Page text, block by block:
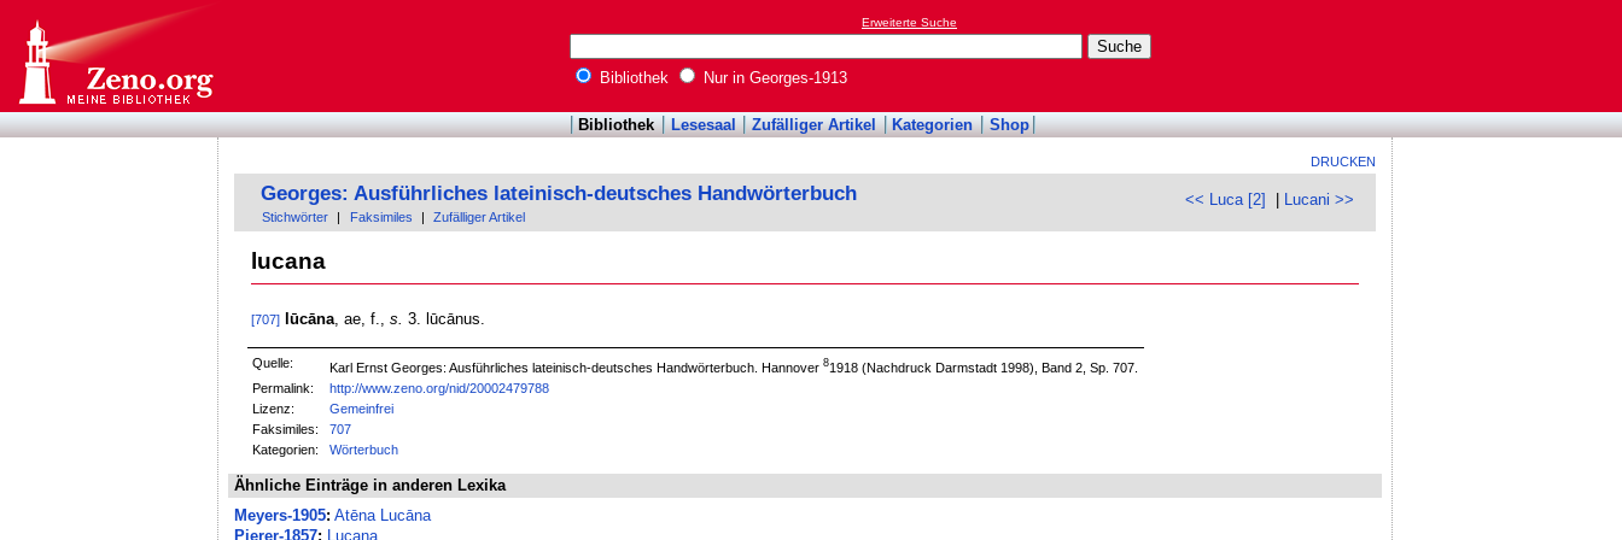
Erweiterte Suche
Bibliothek Nur in Georges-1913
Bibliothek Lesesaal Zufälliger Artikel Kategorien Shop
DRUCKEN
<< Luca [2] Lucani >>
Georges: Ausführliches lateinisch-deutsches Handwörterbuch
Stichwörter Faksimiles Zufälliger Artikel
lucana
[707] lūcāna, ae, f., s. 3. lūcānus.
Quelle: Karl Ernst Georges: Ausführliches lateinisch-deutsches Handwörterbuch. Hannover81918 (Nachdruck Darmstadt 1998), Band 2, Sp. 707.
Permalink:
http://www.zeno.org/nid/20002479788
Lizenz:
Gemeinfrei
Faksimiles:
707
Kategorien:
Wörterbuch
Ähnliche Einträge in anderen Lexika
Meyers-1905: Atēna Lucāna
Pierer-1857: Lucana